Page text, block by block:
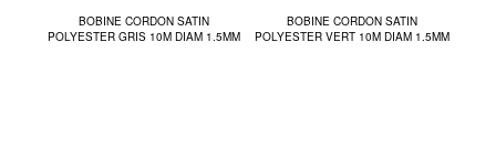
BOBINE CORDON SATIN
POLYESTER GRIS 10M DIAM 1.5MM
BOBINE CORDON SATIN
POLYESTER VERT 10M DIAM 1.5MM